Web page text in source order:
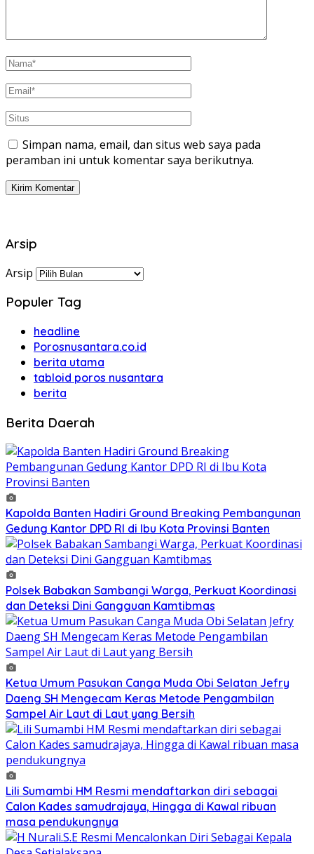
Simpan nama, email, dan situs web saya pada
peramban ini untuk komentar saya berikutnya.
Arsip
Arsip
Populer Tag
headline
Porosnusantara.co.id
berita utama
tabloid poros nusantara
berita
Berita Daerah
Kapolda Banten Hadiri Ground Breaking Pembangunan
Gedung Kantor DPD RI di Ibu Kota Provinsi Banten
Polsek Babakan Sambangi Warga, Perkuat Koordinasi
dan Deteksi Dini Gangguan Kamtibmas
Ketua Umum Pasukan Canga Muda Obi Selatan Jefry
Daeng SH Mengecam Keras Metode Pengambilan
Sampel Air Laut di Laut yang Bersih
Lili Sumambi HM Resmi mendaftarkan diri sebagai
Calon Kades samudrajaya, Hingga di Kawal ribuan
masa pendukungnya